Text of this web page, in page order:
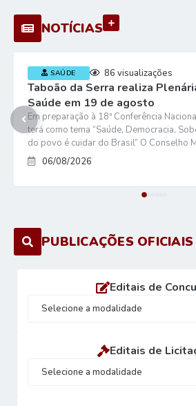
NOTÍCIAS
Taboão da Serra realiza
Saúde em 19 de agosto
06/08/2026
SAÚDE 86 visualizações
Em preparação à 18ª Conferência
terá como tema “Saúde, Democracia,
do povo é cuidar do Brasil” O Conselho
(CMS) de Taboão da Serra, em parceria
meio da Secretaria de Saúde, realizará a
PUBLICAÇÕES OFICIAIS
Editais de
Editais de